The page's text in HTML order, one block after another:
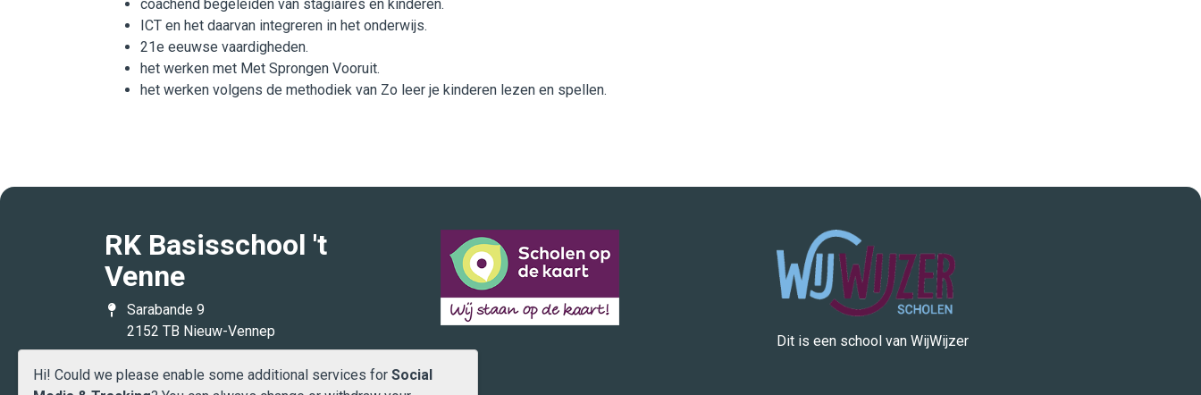
coachend begeleiden van stagiaires en kinderen.
ICT en het daarvan integreren in het onderwijs.
21e eeuwse vaardigheden.
het werken met Met Sprongen Vooruit.
het werken volgens de methodiek van Zo leer je kinderen lezen en spellen.
RK Basisschool 't
Venne
Sarabande 9
2152 TB Nieuw-Vennep
lisa.terveen@wijwijzer.nu
Dit is een school van WijWijzer
Hi! Could we please enable some additional services for Social